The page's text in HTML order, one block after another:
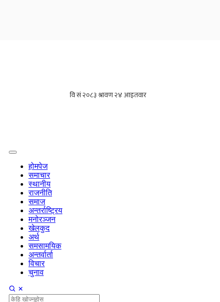
होमपेज
समाचार
स्थानीय
राजनीति
समाज
अन्तर्राष्ट्रिय
मनोरञ्जन
खेलकुद
अर्थ
समसामयिक
अन्तर्वार्ता
विचार
चुनाव